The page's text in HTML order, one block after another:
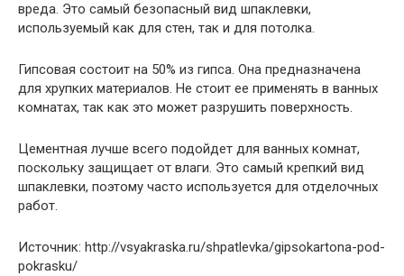
вреда. Это самый безопасный вид шпаклевки,
используемый как для стен, так и для потолка.
Гипсовая состоит на 50% из гипса. Она предназначена
для хрупких материалов. Не стоит ее применять в ванных
комнатах, так как это может разрушить поверхность.
Цементная лучше всего подойдет для ванных комнат,
поскольку защищает от влаги. Это самый крепкий вид
шпаклевки, поэтому часто используется для отделочных
работ.
Источник: http://vsyakraska.ru/shpatlevka/gipsokartona-pod-
pokrasku/